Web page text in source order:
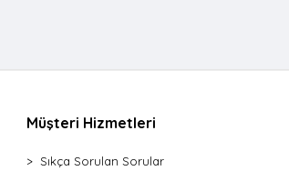
Müşteri Hizmetleri
Sıkça Sorulan Sorular